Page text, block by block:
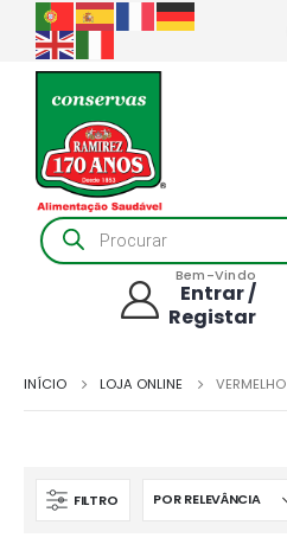
Products
search
Bem-Vindo
Entrar /
Registar
INÍCIO LOJA ONLINE VERMELHO
FILTRO